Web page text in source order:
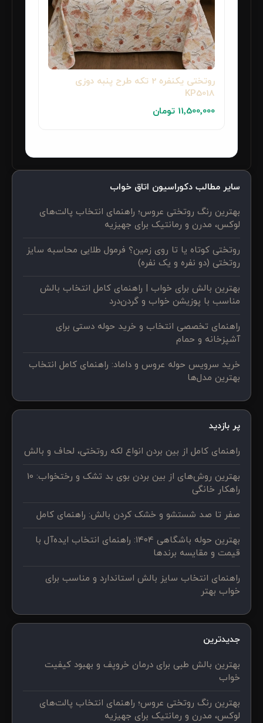
روتختی یکنفره 2 تکه طرح پنبه دوزی
KP5018
11٬500٬000 تومان
سایر مطالب دکوراسیون اتاق خواب
بهترین رنگ روتختی عروس؛ راهنمای انتخاب پالت‌های
لوکس، مدرن و رمانتیک برای جهیزیه
روتختی کوتاه یا تا روی زمین؟ فرمول طلایی محاسبه سایز
روتختی (دو نفره و یک نفره)
بهترین بالش برای خواب | راهنمای کامل انتخاب بالش
مناسب با پوزیشن خواب و گردن‌درد
راهنمای تخصصی انتخاب و خرید حوله دستی برای
آشپزخانه و حمام
خرید سرویس حوله عروس و داماد: راهنمای کامل انتخاب
بهترین مدل‌ها
پر بازدید
راهنمای کامل از بین بردن انواع لکه روتختی، لحاف و بالش
بهترین روش‌های از بین بردن بوی بد تشک و رختخواب: 10
راهکار خانگی
صفر تا صد شستشو و خشک کردن بالش: راهنمای کامل
بهترین حوله باشگاهی ۱۴۰۴: راهنمای انتخاب ایده‌آل با
قیمت و مقایسه برندها
راهنمای انتخاب سایز بالش استاندارد و مناسب برای
خواب بهتر
جدیدترین
بهترین بالش طبی برای درمان خروپف و بهبود کیفیت
خواب
بهترین رنگ روتختی عروس؛ راهنمای انتخاب پالت‌های
لوکس، مدرن و رمانتیک برای جهیزیه